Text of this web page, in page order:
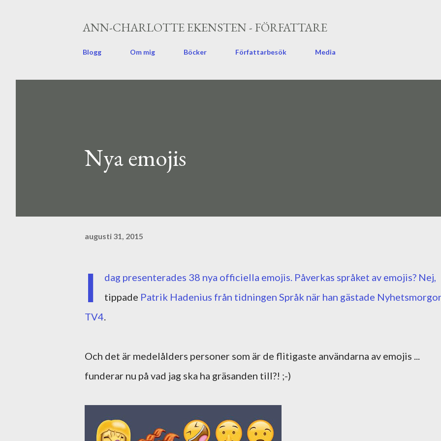
ANN-CHARLOTTE EKENSTEN - FÖRFATTARE
Blogg Om mig Böcker Författarbesök Media
Nya emojis
augusti 31, 2015
I
dag presenterades 38 nya officiella emojis. Påverkas språket av emojis? Nej,
tippade Patrik Hadenius från tidningen Språk när han gästade
TV4.
Och det är medelålders personer som är de flitigaste användarna av emojis ...
funderar nu på vad jag ska ha gräsanden till?! ;-)